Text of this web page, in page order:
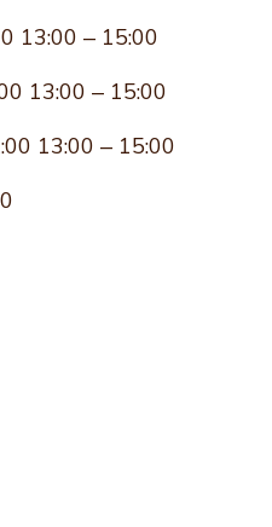
13:00 – 15:00
13:00 – 15:00
13:00 – 15:00